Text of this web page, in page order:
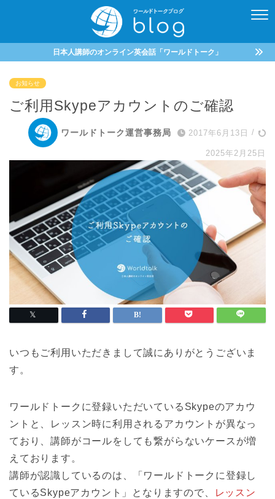
日本人講師のオンライン英会話「ワールドトーク」
お知らせ
ご利用Skypeアカウントのご確認
ワールドトーク運営事務局 2017年6月13日 /
2025年2月25日
いつもご利用いただきまして誠にありがとうございま
す。
ワールドトークに登録いただいているSkypeのアカウ
ントと、レッスン時に利用されるアカウントが異なっ
ており、講師がコールをしても繋がらないケースが増
えております。
講師が認識しているのは、「ワールドトークに登録し
ているSkypeアカウント」となりますので、
レッスン